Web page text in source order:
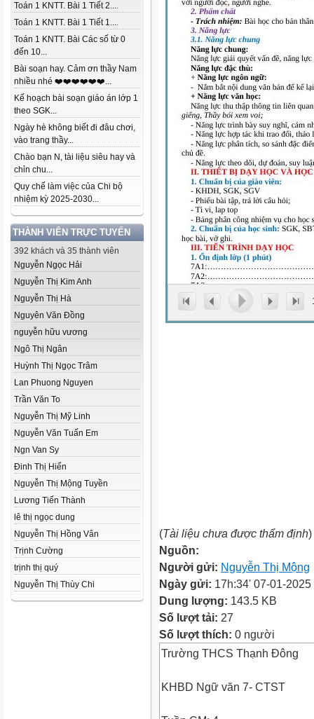
Toán 1 KNTT. Bài 1 Tiết 2....
Toán 1 KNTT. Bài 1 Tiết 1....
Toán 1 KNTT. Bài Các số từ 0
đến 10...
Bài soạn hay. Cảm ơn thầy Nam
nhiều nhé ❤️❤️❤️❤️❤️❤️...
Kế hoạch bài soạn giáo án lớp 1
theo SGK...
Ngày hè không biết đi đâu chơi,
vào trang thầy...
Chào bạn N, tài liệu siêu hay và
chỉn chu...
Quy chế làm việc của Chi bộ
nhiệm kỳ 2025-2030...
THÀNH VIÊN TRỰC TUYẾN
392 khách và 35 thành viên
Nguyễn Ngọc Hải
Nguyễn Thị Kim Anh
Nguyễn Thị Hà
Nguyên Văn Đồng
nguyễn hữu vương
Ngô Thị Ngân
Huỳnh Thị Ngọc Trâm
Lan Phuong Nguyen
Trần Văn To
Nguyễn Thị Mỹ Linh
Nguyễn Văn Tuấn Em
Ngn Van Sy
Đinh Thị Hiển
Nguyễn Thị Mộng Tuyền
Lương Tiến Thành
lê thị ngọc dung
Nguyễn Thị Hồng Vân
Trịnh Cường
trịnh thị quý
Nguyễn Thị Thùy Chi
(Tài liệu chưa được thẩm định)
Nguồn:
Người gửi: Nguyễn Thị Mộng
Ngày gửi: 17h:34' 07-01-2025
Dung lượng: 143.5 KB
Số lượt tải: 27
Số lượt thích: 0 người
Trường THCS Thạnh Đông
KHBD Ngữ văn 7- CTST